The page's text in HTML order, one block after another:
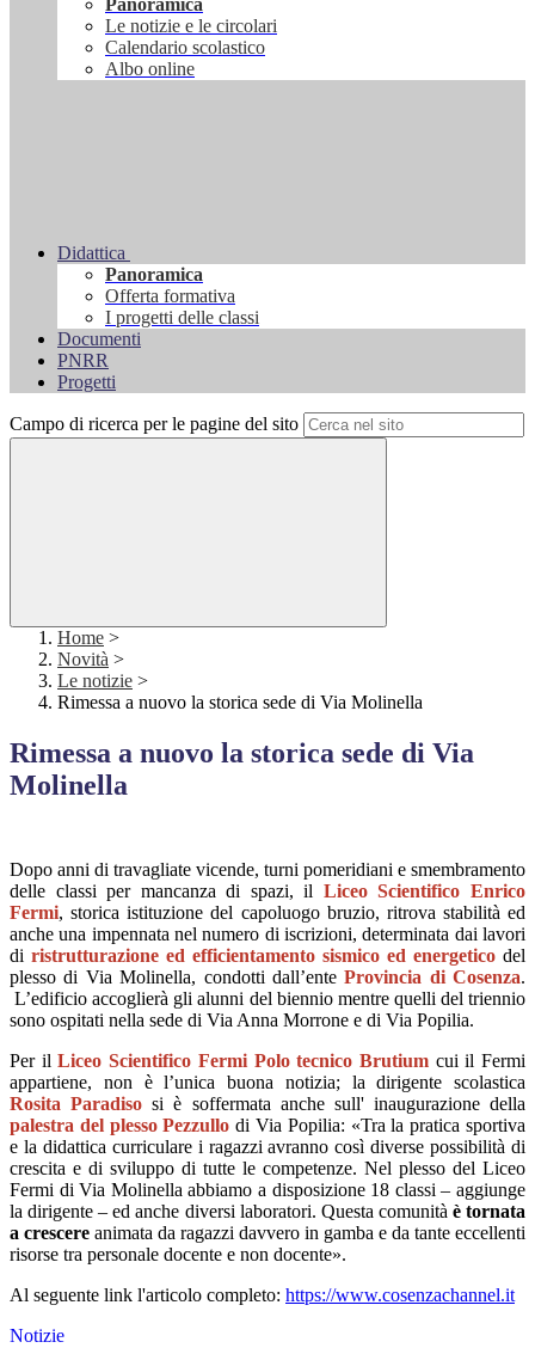
Panoramica
Le notizie e le circolari
Calendario scolastico
Albo online
Didattica
Panoramica
Offerta formativa
I progetti delle classi
Documenti
PNRR
Progetti
Campo di ricerca per le pagine del sito
Home >
Novità >
Le notizie >
Rimessa a nuovo la storica sede di Via Molinella
Rimessa a nuovo la storica sede di Via
Molinella
Dopo anni di travagliate vicende, turni pomeridiani e smembramento
delle classi per mancanza di spazi, il Liceo Scientifico Enrico
Fermi, storica istituzione del capoluogo bruzio, ritrova stabilità ed
anche una impennata nel numero di iscrizioni, determinata dai lavori
di ristrutturazione ed efficientamento sismico ed energetico del
plesso di Via Molinella, condotti dall’enteProvincia di Cosenza.
L’edificio accoglierà gli alunni del biennio mentre quelli del triennio
sono ospitati nella sede di Via Anna Morrone e di Via Popilia.
Per ilLiceo Scientifico Fermi Polo tecnico Brutium cui il Fermi
appartiene, non è l’unica buona notizia; la dirigente scolastica
Rosita Paradiso si è soffermata anche sull' inaugurazione della
palestra del plesso Pezzullodi Via Popilia: «Tra la pratica sportiva
e la didattica curriculare i ragazzi avranno così diverse possibilità di
crescita e di sviluppo di tutte le competenze. Nel plesso del Liceo
Fermi di Via Molinella abbiamo a disposizione 18 classi – aggiunge
la dirigente – ed anche diversi laboratori. Questa comunità è tornata
a crescere animata da ragazzi davvero in gamba e da tante eccellenti
risorse tra personale docente e non docente».
Al seguente link l'articolo completo: https://www.cosenzachannel.it
Notizie